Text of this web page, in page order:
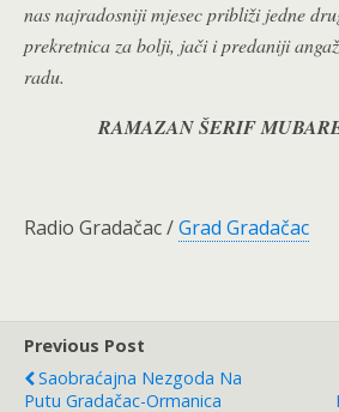
nas najradosniji mjesec približi jedne
prekretnica za bolji, jači i predaniji
radu.
RAMAZAN ŠERIF
Radio Gradačac /Grad Gradačac
Previous Post
Saobraćajna Nezgoda Na
Putu Gradačac-Ormanica